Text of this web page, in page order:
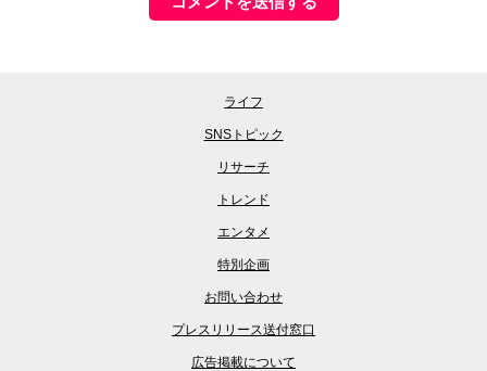
ライフ
SNSトピック
リサーチ
トレンド
エンタメ
特別企画
お問い合わせ
プレスリリース送付窓口
広告掲載について